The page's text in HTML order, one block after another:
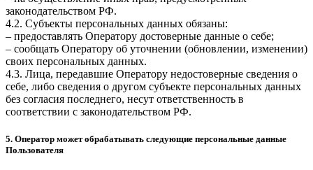
законодательством РФ.
4.2. Субъекты персональных данных обязаны:
– предоставлять Оператору достоверные данные о себе;
– сообщать Оператору об уточнении (обновлении, изменении)
своих персональных данных.
4.3. Лица, передавшие Оператору недостоверные сведения о
себе, либо сведения о другом субъекте персональных данных
без согласия последнего, несут ответственность в
соответствии с законодательством РФ.
5. Оператор может обрабатывать следующие персональные данные
Пользователя